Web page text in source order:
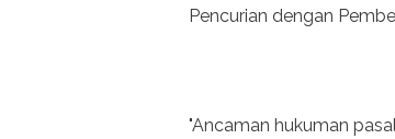
Pencurian dengan
"Ancaman hukuman